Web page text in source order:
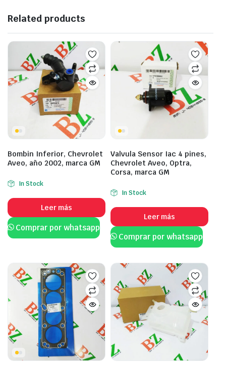
Related products
Bombin Inferior, Chevrolet
Aveo, año 2002, marca GM
In Stock
Leer más
Comprar por whatsapp
Valvula Sensor Iac 4 pines,
Chevrolet Aveo, Optra,
Corsa, marca GM
In Stock
Leer más
Comprar por whatsapp